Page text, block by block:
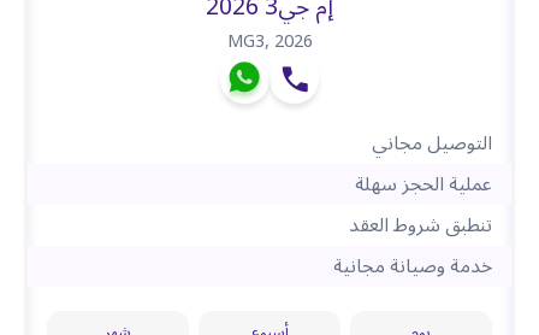
MG3,2026
التوصيل مجاني
عملية الحجز سهلة
تنطبق شروط العقد
خدمة وصيانة مجانية